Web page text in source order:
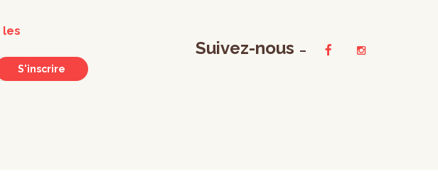
les
S'inscrire
Suivez-nous